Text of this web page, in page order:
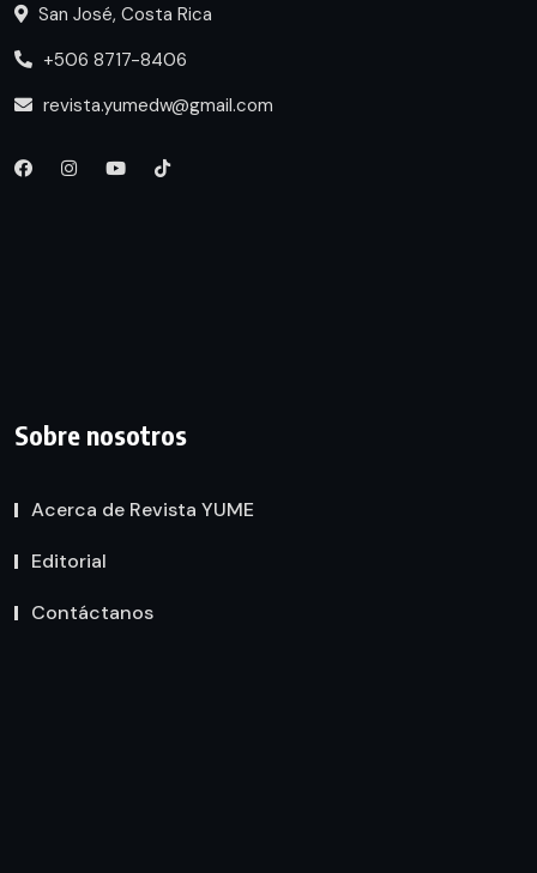
San José, Costa Rica
+506 8717-8406
revista.yumedw@gmail.com
Sobre nosotros
Acerca de Revista YUME
Editorial
Contáctanos